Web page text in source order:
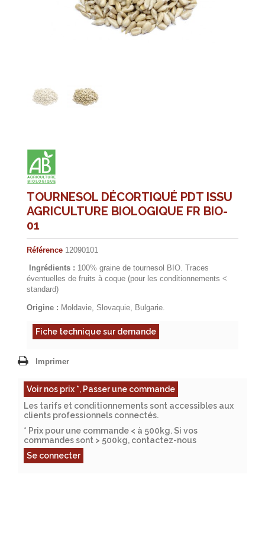
TOURNESOL DÉCORTIQUÉ PDT ISSU
AGRICULTURE BIOLOGIQUE FR BIO-
01
Référence 12090101
Ingrédients : 100% graine de tournesol BIO. Traces
éventuelles de fruits à coque (pour les conditionnements <
standard)
Origine : Moldavie, Slovaquie, Bulgarie.
Fiche technique sur demande
Voir nos prix *, Passer une commande
Les tarifs et conditionnements sont accessibles aux
clients professionnels connectés.
* Prix pour une commande < à 500kg. Si vos
commandes sont > 500kg, contactez-nous
Se connecter
Imprimer